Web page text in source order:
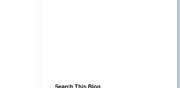
Search This Blog